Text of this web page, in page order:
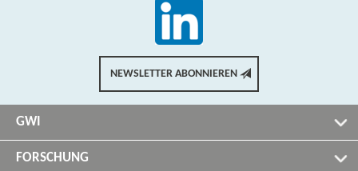
NEWSLETTER ABONNIEREN
GWI
FORSCHUNG